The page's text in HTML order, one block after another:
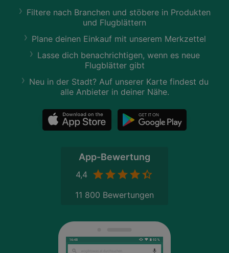
Filtere nach Branchen und stöbere in Produkten
und Flugblättern
Plane deinen Einkauf mit unserem Merkzettel
Lasse dich benachrichtigen, wenn es neue
Flugblätter gibt
Neu in der Stadt? Auf unserer Karte findest du
alle Anbieter in deiner Nähe.
App-Bewertung
4,4
11 800 Bewertungen